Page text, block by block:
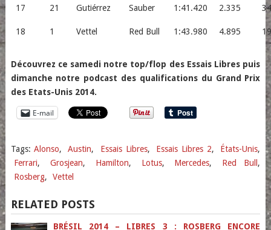
17 21 Gutiérrez Sauber 1:41.420 2.335 34
18 1 Vettel Red Bull 1:43.980 4.895 19
Découvrez ce samedi notre top/flop des Essais Libres puis
dimanche notre podcast des qualifications du Grand Prix
des Etats-Unis 2014.
E-mail
Tags: Alonso, Austin, Essais Libres, Essais Libres 2, États-Unis,
Ferrari, Grosjean, Hamilton, Lotus, Mercedes, Red Bull ,
Rosberg, Vettel
RELATED POSTS
BRÉSIL 2014 – LIBRES 3 : ROSBERG ENCORE